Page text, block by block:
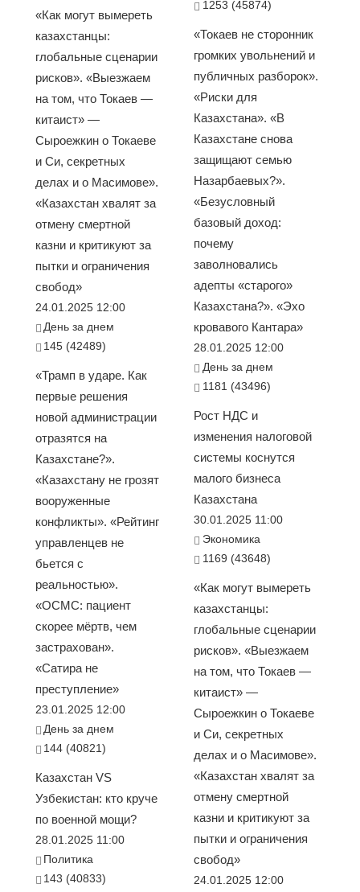
«Как могут вымереть
казахстанцы:
глобальные сценарии
рисков». «Выезжаем
на том, что Токаев —
китаист» —
Сыроежкин о Токаеве
и Си, секретных
делах и о Масимове».
«Казахстан хвалят за
отмену смертной
казни и критикуют за
пытки и ограничения
свобод»
24.01.2025 12:00
День за днем
145 (42489)
«Трамп в ударе. Как
первые решения
новой администрации
отразятся на
Казахстане?».
«Казахстану не грозят
вооруженные
конфликты». «Рейтинг
управленцев не
бьется с
реальностью».
«ОСМС: пациент
скорее мёртв, чем
застрахован».
«Сатира не
преступление»
23.01.2025 12:00
День за днем
144 (40821)
Казахстан VS
Узбекистан: кто круче
по военной мощи?
28.01.2025 11:00
Политика
143 (40833)
1253 (45874)
«Токаев не сторонник
громких увольнений и
публичных разборок».
«Риски для
Казахстана». «В
Казахстане снова
защищают семью
Назарбаевых?».
«Безусловный
базовый доход:
почему
заволновались
адепты «старого»
Казахстана?». «Эхо
кровавого Кантара»
28.01.2025 12:00
День за днем
1181 (43496)
Рост НДС и
изменения налоговой
системы коснутся
малого бизнеса
Казахстана
30.01.2025 11:00
Экономика
1169 (43648)
«Как могут вымереть
казахстанцы:
глобальные сценарии
рисков». «Выезжаем
на том, что Токаев —
китаист» —
Сыроежкин о Токаеве
и Си, секретных
делах и о Масимове».
«Казахстан хвалят за
отмену смертной
казни и критикуют за
пытки и ограничения
свобод»
24.01.2025 12:00